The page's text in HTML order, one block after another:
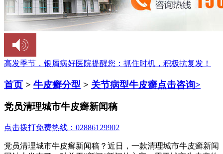
高发季节，银屑病好医院提醒您： 抓住时机，积极抗复发！
首页 > 牛皮癣分型 > 关节病型牛皮癣点击咨询>
党员清理城市牛皮癣新闻稿
点击拨打免费热线：02886129902
党员清理城市牛皮癣新闻稿？近日，一款清理城市牛皮癣新闻